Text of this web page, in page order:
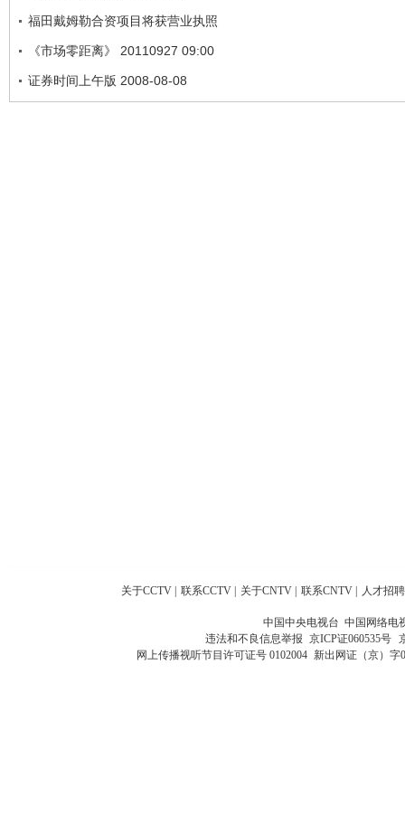
福田戴姆勒合资项目将获营业执照
《市场零距离》 20110927 09:00
证券时间上午版 2008-08-08
关于CCTV 联系CCTV 关于CNTV 联系CNTV 人才招聘
中国中央电视台 中国网络电
违法和不良信息举报 京ICP证060535号
网上传播视听节目许可证号 0102004 新出网证（京）